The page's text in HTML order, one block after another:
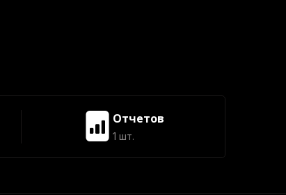
Отчетов
1 шт.